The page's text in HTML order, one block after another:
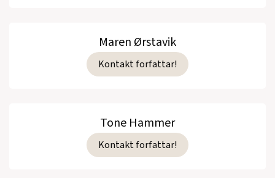
Maren Ørstavik
Kontakt forfattar!
Tone Hammer
Kontakt forfattar!